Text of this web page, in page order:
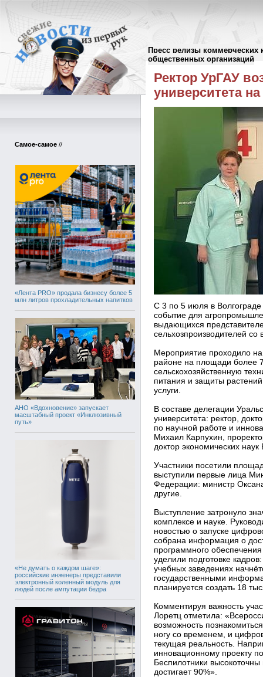
Пресс релизы коммерческих
общественных организаций
Самое-самое //
«Лента PRO» продала бизнесу более 5
млн литров прохладительных напитков
АНО «Вдохновение» запускает
масштабный проект «Инклюзивный
путь»
«Не думать о каждом шаге»:
российские инженеры представили
электронный коленный модуль для
людей после ампутации бедра
Пресс-релизы//
Ректор УрГАУ
университета
С 3 по 5 июля в
событие для
выдающихся
сельхозпроизводителей со
Мероприятие проходило
районе на площади более
сельскохозяйственную
питания и защиты
услуги.
В составе делегации
университета: ректор,
по научной работе и
Михаил Карпухин,
доктор экономических наук
Участники посетили
выступили первые лица
Федерации: министр
другие.
Выступление затронуло
комплексе и науке.
новостью о запуске
собрана информация о
программного
уделили подготовке
учебных заведениях
государственными
планируется создать 18
Комментируя важность
Лоретц отметила:
возможность
ногу со временем, и
текущая реальность.
инновационному проекту
Беспилотники
достигает 90%».